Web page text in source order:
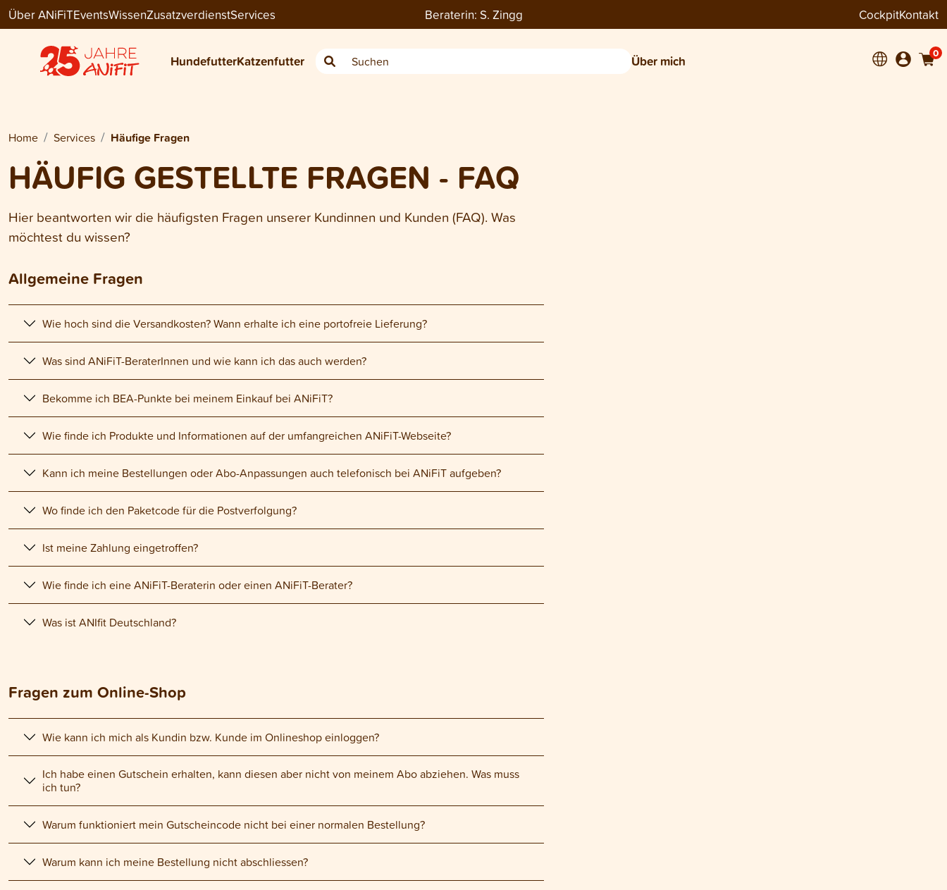
Über ANiFiTEventsWissenZusatzverdienstServices Beraterin: S. Zingg CockpitKontakt
HundefutterKatzenfutter Über mich 0
Home Services Häufige Fragen
HÄUFIG GESTELLTE FRAGEN - FAQ
Hier beantworten wir die häufigsten Fragen unserer Kundinnen und Kunden (FAQ). Was
möchtest du wissen?
Allgemeine Fragen
Wie hoch sind die Versandkosten? Wann erhalte ich eine portofreie Lieferung?
Was sind ANiFiT-BeraterInnen und wie kann ich das auch werden?
Bekomme ich BEA-Punkte bei meinem Einkauf bei ANiFiT?
Wie finde ich Produkte und Informationen auf der umfangreichen ANiFiT-Webseite?
Kann ich meine Bestellungen oder Abo-Anpassungen auch telefonisch bei ANiFiT aufgeben?
Wo finde ich den Paketcode für die Postverfolgung?
Ist meine Zahlung eingetroffen?
Wie finde ich eine ANiFiT-Beraterin oder einen ANiFiT-Berater?
Was ist ANIfit Deutschland?
Fragen zum Online-Shop
Wie kann ich mich als Kundin bzw. Kunde im Onlineshop einloggen?
Ich habe einen Gutschein erhalten, kann diesen aber nicht von meinem Abo abziehen. Was muss
ich tun?
Warum funktioniert mein Gutscheincode nicht bei einer normalen Bestellung?
Warum kann ich meine Bestellung nicht abschliessen?